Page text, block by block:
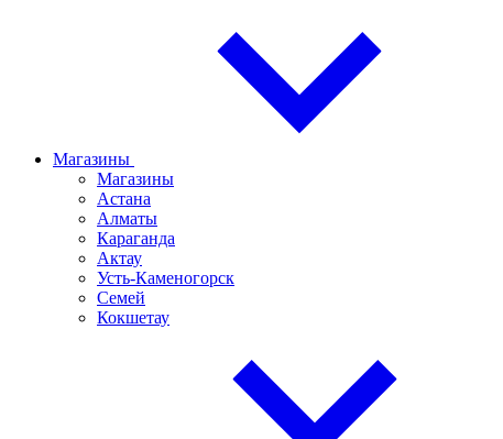
Магазины
Магазины
Астана
Алматы
Караганда
Актау
Усть-Каменогорск
Семей
Кокшетау